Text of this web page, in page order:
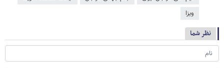
ویزا
نظر شما